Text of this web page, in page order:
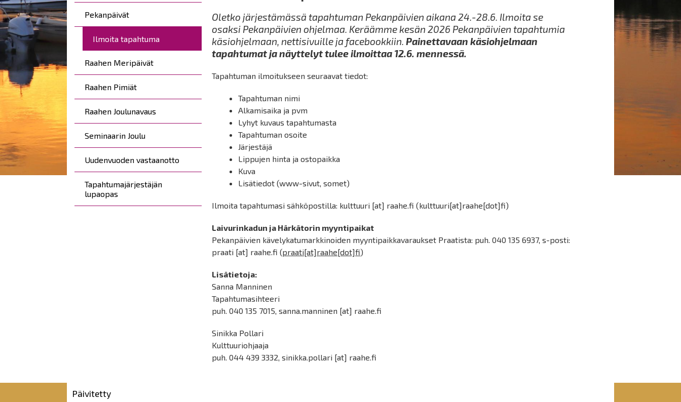
Pekanpäivät
Ilmoita tapahtuma
Raahen Meripäivät
Raahen Pimiät
Raahen Joulunavaus
Seminaarin Joulu
Uudenvuoden vastaanotto
Tapahtumajärjestäjän
lupaopas
Oletko järjestämässä tapahtuman Pekanpäivien aikana 24.-28.6. Ilmoita se
osaksi Pekanpäivien ohjelmaa. Keräämme kesän 2026 Pekanpäivien tapahtumia
käsiohjelmaan, nettisivuille ja facebookkiin.Painettavaan käsiohjelmaan
tapahtumat ja näyttelyt tulee ilmoittaa 12.6. mennessä.
Tapahtuman ilmoitukseen seuraavat tiedot:
Tapahtuman nimi
Alkamisaika ja pvm
Lyhyt kuvaus tapahtumasta
Tapahtuman osoite
Järjestäjä
Lippujen hinta ja ostopaikka
Kuva
Lisätiedot (www-sivut, somet)
Ilmoita tapahtumasi sähköpostilla: kulttuuri [at] raahe.fi (kulttuuri[at]raahe[dot]fi)
Laivurinkadun ja Härkätorin myyntipaikat
Pekanpäivien kävelykatumarkkinoiden myyntipaikkavaraukset Praatista: puh. 040 135 6937, s-posti:
praati [at] raahe.fi (praati[at]raahe[dot]fi)
Lisätietoja:
Sanna Manninen
Tapahtumasihteeri
puh. 040 135 7015,sanna.manninen [at] raahe.fi
Sinikka Pollari
Kulttuuriohjaaja
puh. 044 439 3332,sinikka.pollari [at] raahe.fi
Päivitetty